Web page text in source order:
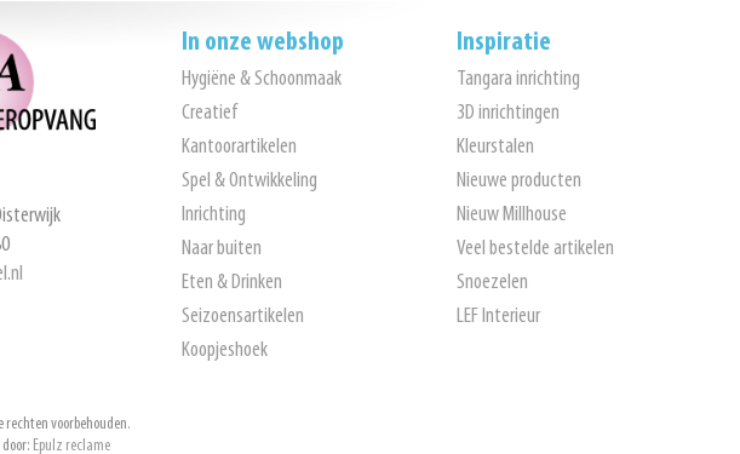
In onze webshop
Hygiëne & Schoonmaak
Creatief
Kantoorartikelen
Spel & Ontwikkeling
Inrichting
Naar buiten
Eten & Drinken
Seizoensartikelen
Koopjeshoek
Inspiratie
Tangara inrichting
3D inrichtingen
Kleurstalen
Nieuwe producten
Nieuw Millhouse
Veel bestelde artikelen
Snoezelen
LEF Interieur
voorbehouden.
Epulz reclame